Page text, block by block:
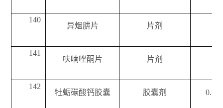
140
异烟肼片 片剂
141
呋喃唑酮片 片剂
142
牡蛎碳酸钙胶囊 胶囊剂 0.1g